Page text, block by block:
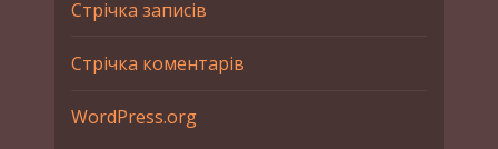
Стрічка записів
Стрічка коментарів
WordPress.org